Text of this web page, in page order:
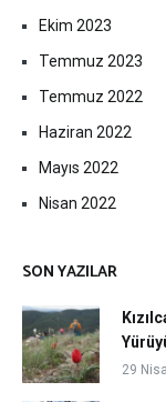
Ekim 2023
Temmuz 2023
Temmuz 2022
Haziran 2022
Mayıs 2022
Nisan 2022
SON YAZILAR
29